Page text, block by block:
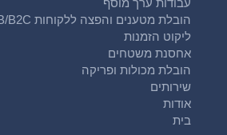
הובלת מטענים והפצה ללקוחות B2B/B2C
ליקוט הזמנות
אחסנת משטחים
הובלת מכולות ופריקה
שירותים
אודות
בית